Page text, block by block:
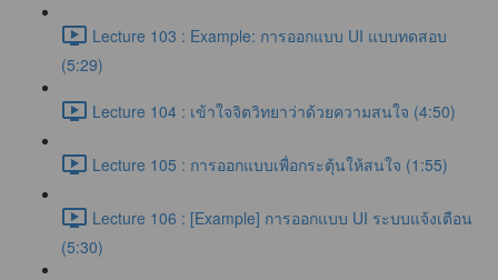
Lecture 103 : Example: การออกแบบ UI แบบทดสอบ
(5:29)
Lecture 104 : เข้าใจจิตวิทยาว่าด้วยความสนใจ (4:50)
Lecture 105 : การออกแบบเพื่อกระตุ้นให้สนใจ (1:55)
Lecture 106 : [Example] การออกแบบ UI ระบบแจ้งเตือน
(5:30)